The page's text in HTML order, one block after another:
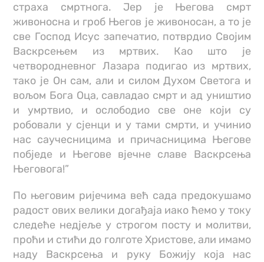
страха смртнога. Јер је Његова смрт
живоносна и гроб Његов је живоносан, а то је
све Господ Исус запечатио, потврдио Својим
Васкрсењем из мртвих. Као што је
четвородневног Лазара подигао из мртвих,
тако је Он сам, али и силом Духом Светога и
вољом Бога Оца, савладао смрт и ад уништио
и умртвио, и ослободио све оне који су
робовали у сјенци и у тами смрти, и учинио
нас саучесницима и причасницима Његове
побједе и Његове вјечне славе Васкрсења
Његовога!”
По његовим ријечима већ сада предокушамо
радост ових велики догађаја иако ћемо у току
следеће недјеље у строгом посту и молитви,
проћи и стићи до голготе Христове, али имамо
наду Васкрсења и руку Божију која нас